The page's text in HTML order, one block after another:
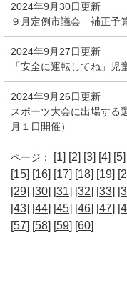
2024年9月30日更新
９月定例市議会 補正予
2024年9月27日更新
「安全に運転してね」
2024年9月26日更新
スポーツ大会に出場する
月１日開催）
ページ： [1] [2] [3] [4] [5
[15] [16] [17] [18] [19] [
[29] [30] [31] [32] [33] [
[43] [44] [45] [46] [47] [
[57] [58] [59] [60]